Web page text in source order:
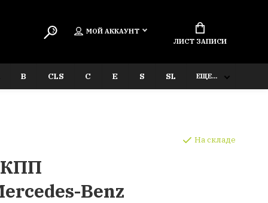
МОЙ АККАУНТ
ЛИСТ ЗАПИСИ
B CLS C E S SL ЕЩЕ...
КПП
Benz
На складе